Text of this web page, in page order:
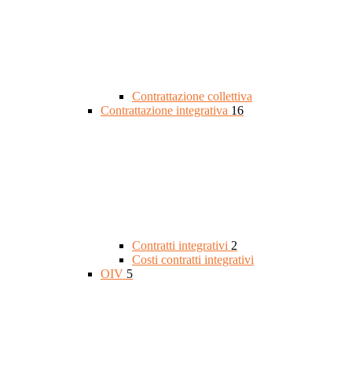
Contrattazione collettiva
Contrattazione integrativa 16
Contratti integrativi 2
Costi contratti integrativi
OIV 5